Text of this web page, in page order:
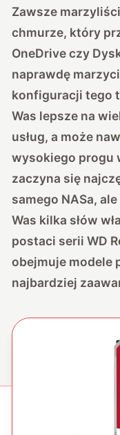
Zawsze
chmurze, który
OneDrive czy
naprawdę
konfiguracji tego
Was lepsze na
usług, a może
wysokiego progu
zaczyna się
samego NASa,
Was kilka słów
postaci serii WD
obejmuje modele
najbardziej